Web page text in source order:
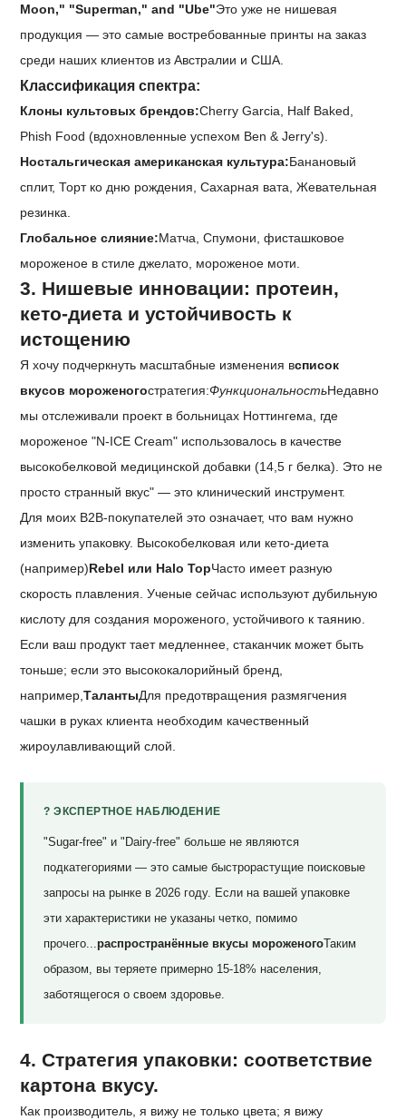
Moon," "Superman," and "Ube"Это уже не нишевая
продукция — это самые востребованные принты на заказ
среди наших клиентов из Австралии и США.
Классификация спектра:
Клоны культовых брендов:Cherry Garcia, Half Baked,
Phish Food (вдохновленные успехом Ben & Jerry's).
Ностальгическая американская культура:Банановый
сплит, Торт ко дню рождения, Сахарная вата, Жевательная
резинка.
Глобальное слияние:Матча, Спумони, фисташковое
мороженое в стиле джелато, мороженое моти.
3. Нишевые инновации: протеин,
кето-диета и устойчивость к
истощению
Я хочу подчеркнуть масштабные изменения всписок
вкусов мороженогостратегия:ФункциональностьНедавно
мы отслеживали проект в больницах Ноттингема, где
мороженое "N-ICE Cream" использовалось в качестве
высокобелковой медицинской добавки (14,5 г белка). Это не
просто странный вкус" — это клинический инструмент.
Для моих B2B-покупателей это означает, что вам нужно
изменить упаковку. Высокобелковая или кето-диета
(например)Rebel или Halo TopЧасто имеет разную
скорость плавления. Ученые сейчас используют дубильную
кислоту для создания мороженого, устойчивого к таянию.
Если ваш продукт тает медленнее, стаканчик может быть
тоньше; если это высококалорийный бренд,
например,ТалантыДля предотвращения размягчения
чашки в руках клиента необходим качественный
жироулавливающий слой.
? ЭКСПЕРТНОЕ НАБЛЮДЕНИЕ
"Sugar-free" и "Dairy-free" больше не являются
подкатегориями — это самые быстрорастущие поисковые
запросы на рынке в 2026 году. Если на вашей упаковке
эти характеристики не указаны четко, помимо
прочего...распространённые вкусы мороженогоТаким
образом, вы теряете примерно 15-18% населения,
заботящегося о своем здоровье.
4. Стратегия упаковки: соответствие
картона вкусу.
Как производитель, я вижу не только цвета; я вижу